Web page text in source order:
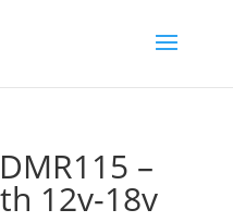
–
12v-18v